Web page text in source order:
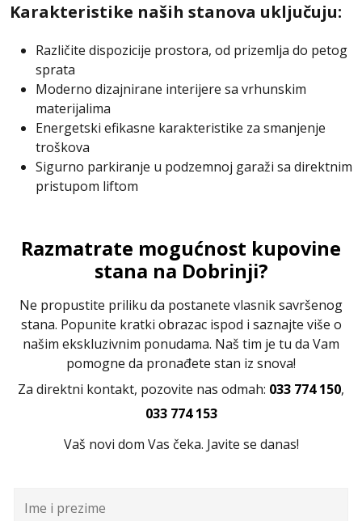
Karakteristike naših stanova uključuju:
Različite dispozicije prostora, od prizemlja do petog
sprata
Moderno dizajnirane interijere sa vrhunskim
materijalima
Energetski efikasne karakteristike za smanjenje
troškova
Sigurno parkiranje u podzemnoj garaži sa direktnim
pristupom liftom
Razmatrate mogućnost kupovine
stana na Dobrinji?
Ne propustite priliku da postanete vlasnik savršenog
stana. Popunite kratki obrazac ispod i saznajte više o
našim ekskluzivnim ponudama. Naš tim je tu da Vam
pomogne da pronađete stan iz snova!
Za direktni kontakt, pozovite nas odmah: 033 774 150,
033 774 153
Vaš novi dom Vas čeka. Javite se danas!